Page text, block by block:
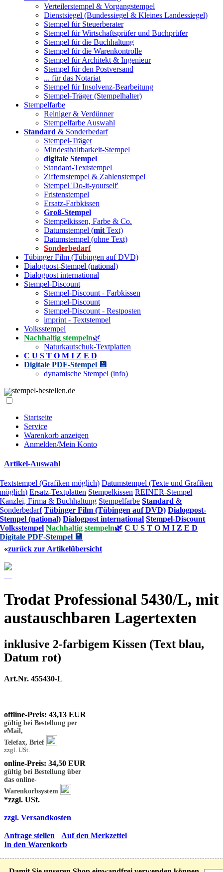
Verteilerstempel & Vorgangstempel
Dienstsiegel (Bundessiegel & Kleines Landessiegel)
Stempel für Steuerberater
Stempel für Wirtschaftsprüfer und Buchprüfer
Stempel für die Buchhaltung
Stempel für die Warenkontrolle
Stempel für Architekt & Ingenieur
Stempel für den Postversand
... für das Notariat
Stempel für Insolvenz-Bearbeitung
Stempel-Träger (Stempelhalter)
Stempelfarbe
Reiniger & Verdünner
Stempelfarbe Auswahl
Standard & Sonderbedarf
Stempel-Träger
Mindesthaltbarkeit-Stempel
digitale Stempel
Standard-Textstempel
Ziffernstempel & Zahlenstempel
Stempel 'Do-it-yourself'
Fristenstempel
Ersatz-Farbkissen
Groß-Stempel
Stempelkissen, Farbe & Co.
Datumstempel (mit Text)
Datumstempel (ohne Text)
Sonderbedarf
Tübinger Film (Tübingen auf DVD)
Dialogpost-Stempel (national)
Dialogpost international
Stempel-Discount
Stempel-Discount - Farbkissen
Stempel-Discount
Stempel-Discount - Restposten
imprint - Textstempel
Volksstempel
Nachhaltig stempeln🌿
Naturkautschuk-Textplatten
C U S T O M I Z E D
Digitale PDF-Stempel 💾
dynamische Stempel (info)
stempel-bestellen.de
Startseite
Service
Warenkorb anzeigen
Anmelden/Mein Konto
Artikel-Auswahl
Textstempel (Grafiken möglich) Datumstempel (Texte und Grafiken
möglich) Ersatz-Textplatten Stempelkissen REINER-Stempel
Kanzlei, Firma & Buchhaltung Stempelfarbe Standard &
Sonderbedarf Tübinger Film (Tübingen auf DVD) Dialogpost-
Stempel (national) Dialogpost international Stempel-Discount
Volksstempel Nachhaltig stempeln🌿 C U S T O M I Z E D
Digitale PDF-Stempel 💾
«zurück zur Artikelübersicht
Trodat Professional 5430/L, mit
austauschbaren Lagertexten
inklusive 2-farbigem Kissen (Text blau,
Datum rot)
Art.Nr. 455430-L
offline-Preis: 43,13 EUR
gültig bei Bestellung per
eMail,
Telefax, Brief
zzgl. USt.
online-Preis: 34,50 EUR
gültig bei Bestellung über
das online-
Warenkorbsystem
*zzgl. USt.
zzgl. Versandkosten
Anfrage stellen
Auf den Merkzettel
In den Warenkorb
Gestalten & Bestellen
Details